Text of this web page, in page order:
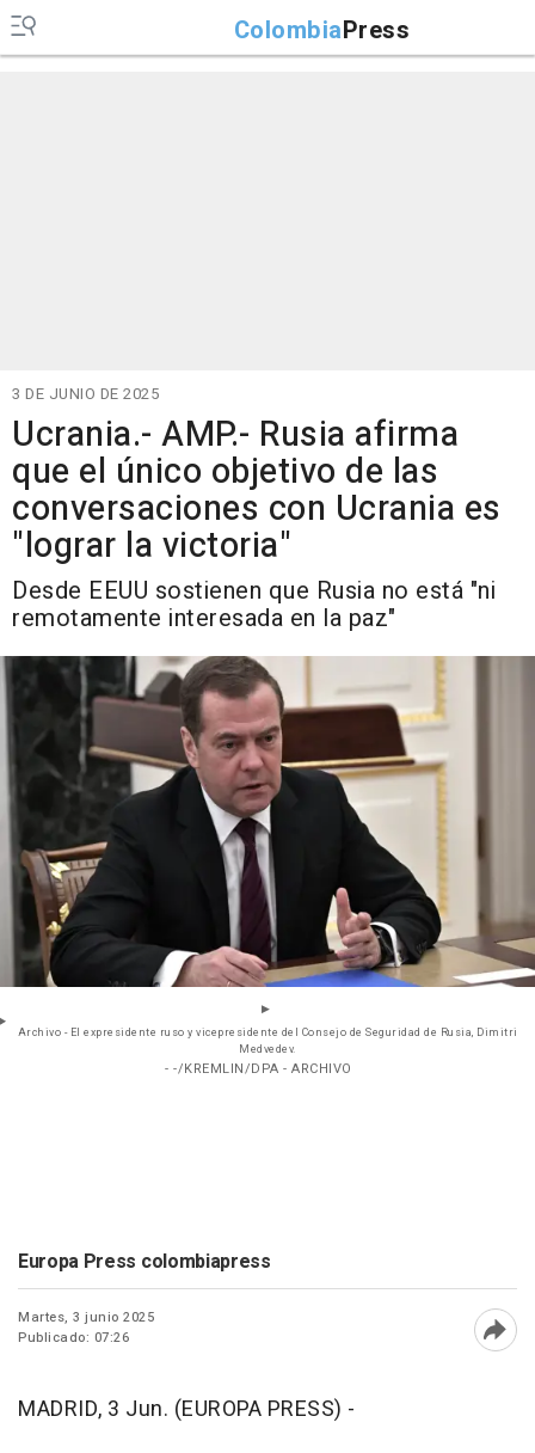
ColombiaPress
3 DE JUNIO DE 2025
Ucrania.- AMP.- Rusia afirma
que el único objetivo de las
conversaciones con Ucrania es
"lograr la victoria"
Desde EEUU sostienen que Rusia no está "ni
remotamente interesada en la paz"
Archivo - El expresidente ruso y vicepresidente del Consejo de Seguridad de Rusia, Dimitri
Medvedev.
- -/KREMLIN/DPA - ARCHIVO
Europa Press colombiapress
Martes, 3 junio 2025
Publicado: 07:26
MADRID, 3 Jun. (EUROPA PRESS) -